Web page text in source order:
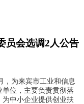
员会选调2人公告
，为来宾市工业和信息
位，主要负责贯彻落
中小企业提供创业扶